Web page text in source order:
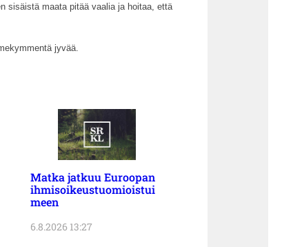
sisäistä maata pitää vaalia ja hoitaa, että
jyvää.
Matka jatkuu Euroopan
ihmisoikeustuomioistui
meen
6.8.2026 13:27